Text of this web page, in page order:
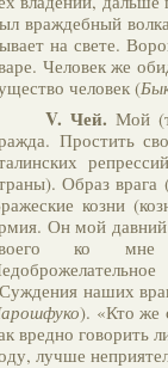
враждебный
на свете.
Человек же
человек (
V. Чей. Мой
Простить
Образ врага
козни
Он мой давний
ко мне
наших
). «Кто же
вредно говорить
лучше